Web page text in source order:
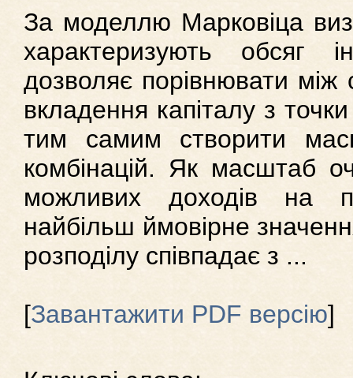
За моделлю Марковіца
характеризують обсяг
дозволяє порівнювати між
вкладення капіталу з
тим самим створити
комбінацій. Як масштаб
можливих доходів на
найбільш ймовірне
розподілу співпадає з ...
[Завантажити PDF версію]